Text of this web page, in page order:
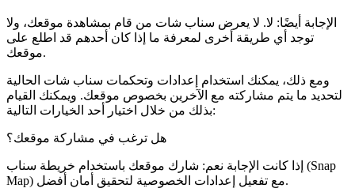
الإجابة أيضًا: لا. لا يعرض سناب شات من قام بمشاهدة موقعك، ولا
توجد أي طريقة أخرى لمعرفة ما إذا كان أحدهم قد اطلع على
موقعك.
ومع ذلك، يمكنك استخدام إعدادات وتحكمات سناب شات الحالية
لتحديد ما يتم مشاركته مع الآخرين بخصوص موقعك. ويمكنك القيام
بذلك من خلال اختيار أحد الخيارات التالية:
هل ترغب في مشاركة موقعك؟
إذا كانت الإجابة نعم: شارك موقعك باستخدام خريطة سناب (Snap
Map) مع تفعيل إعدادات الخصوصية لتحقيق أمان أفضل.